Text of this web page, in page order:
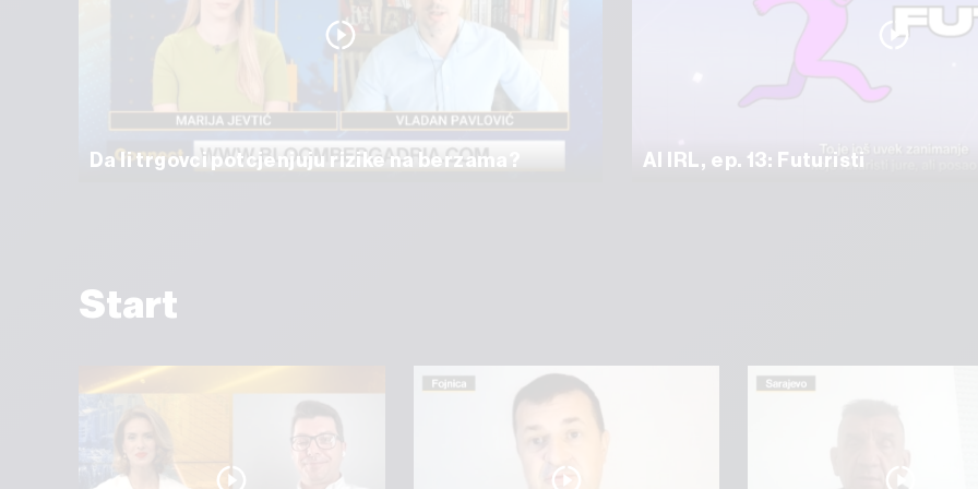
Da li trgovci potcjenjuju rizike na berzama? AI IRL, ep. 13: Futuristi
Start